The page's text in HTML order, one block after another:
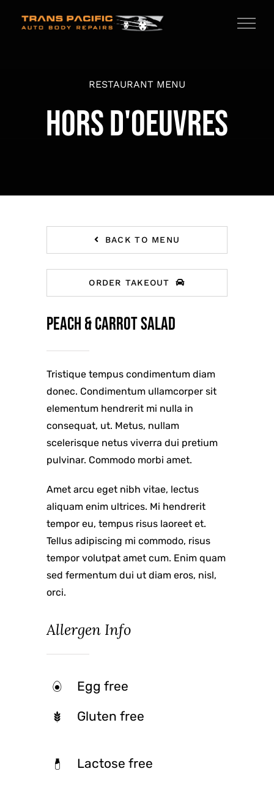
RESTAURANT MENU
HORS D'OEUVRES
BACK TO MENU
ORDER TAKEOUT
Peach & carrot salad
Tristique tempus condimentum diam
donec. Condimentum ullamcorper sit
elementum hendrerit mi nulla in
consequat, ut. Metus, nullam
scelerisque netus viverra dui pretium
pulvinar. Commodo morbi amet.
Amet arcu eget nibh vitae, lectus
aliquam enim ultrices. Mi hendrerit
tempor eu, tempus risus laoreet et.
Tellus adipiscing mi commodo, risus
tempor volutpat amet cum. Enim quam
sed fermentum dui ut diam eros, nisl,
orci.
Allergen Info
Egg free
Gluten free
Lactose free